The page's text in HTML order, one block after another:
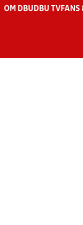
OM DBU DBU TV FANS